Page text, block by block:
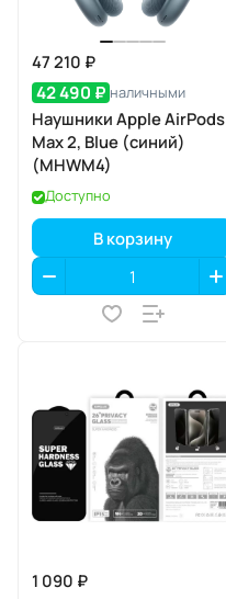
47 210 ₽
42 490 ₽ наличными
Наушники Apple AirPods
Max 2, Blue (синий)
(MHWM4)
Доступно
В корзину
1 090 ₽